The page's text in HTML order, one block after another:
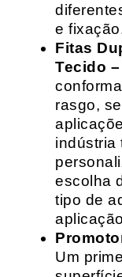
e
Fitas
Tecido –
rasgo,
indústria
escolha
tipo de
Um